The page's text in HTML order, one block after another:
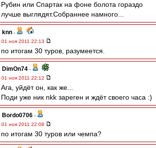
Рубин или Спартак на фоне болота гораздо
лучше выглядят.Собраннее намного...
knn -
01 ноя 2011 22:13
по итогам 30 туров, разумеется.
DimOn74 -
01 ноя 2011 22:12
Ага, уйдёт он, как же...
Поди уже ник nkk зареген и ждёт своего часа :)
Bordo0706 -
01 ноя 2011 22:08
по итогам 30 туров или чемпа?